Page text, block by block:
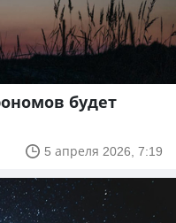
будет
5 апреля 2026, 7:19